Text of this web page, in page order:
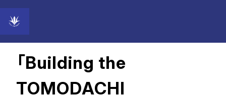
2022年09月27日
「Building the
TOMODACHI